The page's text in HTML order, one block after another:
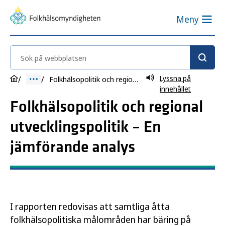
Meny
Sök på webbplatsen
Folkhälsopolitik och regional utvecklingspolitik – En jämförande analys
Lyssna på
innehållet
Folkhälsopolitik och regional
utvecklingspolitik – En
jämförande analys
I rapporten redovisas att samtliga åtta
folkhälsopolitiska målområden har bäring på